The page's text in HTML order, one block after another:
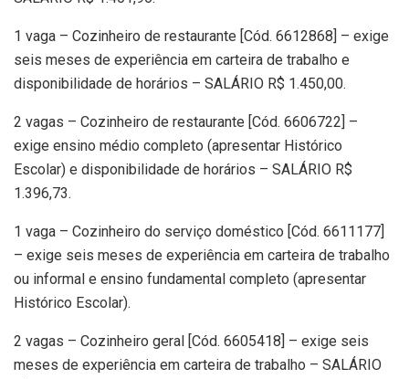
1 vaga – Cozinheiro de restaurante [Cód. 6612868] – exige
seis meses de experiência em carteira de trabalho e
disponibilidade de horários – SALÁRIO R$ 1.450,00.
2 vagas – Cozinheiro de restaurante [Cód. 6606722] –
exige ensino médio completo (apresentar Histórico
Escolar) e disponibilidade de horários – SALÁRIO R$
1.396,73.
1 vaga – Cozinheiro do serviço doméstico [Cód. 6611177]
– exige seis meses de experiência em carteira de trabalho
ou informal e ensino fundamental completo (apresentar
Histórico Escolar).
2 vagas – Cozinheiro geral [Cód. 6605418] – exige seis
meses de experiência em carteira de trabalho – SALÁRIO